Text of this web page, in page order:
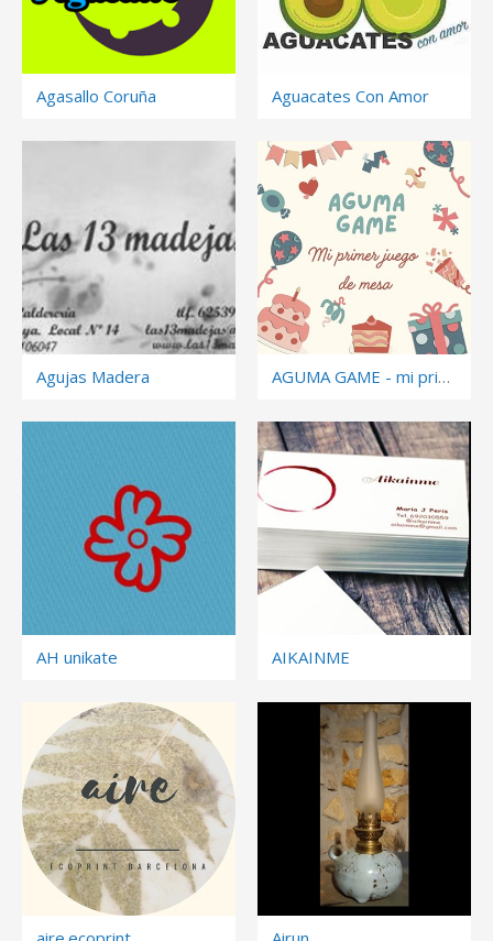
Agasallo Coruña Aguacates Con Amor
Agujas Madera AGUMA GAME - mi primer juego de mesa
AH unikate AIKAINME